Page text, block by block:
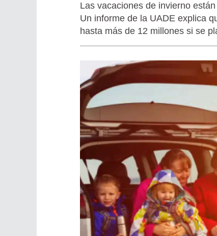
Las vacaciones de invierno
Un informe de la UADE explica
hasta más de 12 millones si se